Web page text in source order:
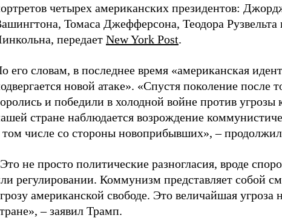
четырех американских президентов:
Томаса Джефферсона, Теодора Рузвельта
передает New York Post.
его словам, в последнее время «американская
новой атаке». «Спустя поколение после
и победили в холодной войне против
стране наблюдается возрождение
том числе со стороны новоприбывших», – продолжил
не просто политические разногласия, вроде
регулировании. Коммунизм представляет собой
американской свободе. Это величайшая угроза
– заявил Трамп.